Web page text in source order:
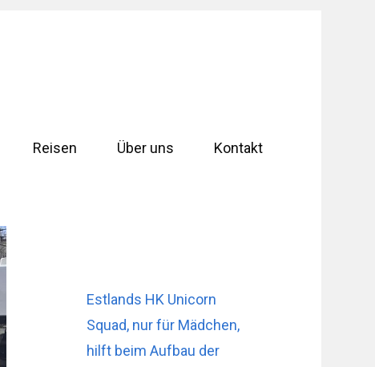
Reisen Über uns Kontakt
Estlands HK Unicorn
Squad, nur für Mädchen,
hilft beim Aufbau der